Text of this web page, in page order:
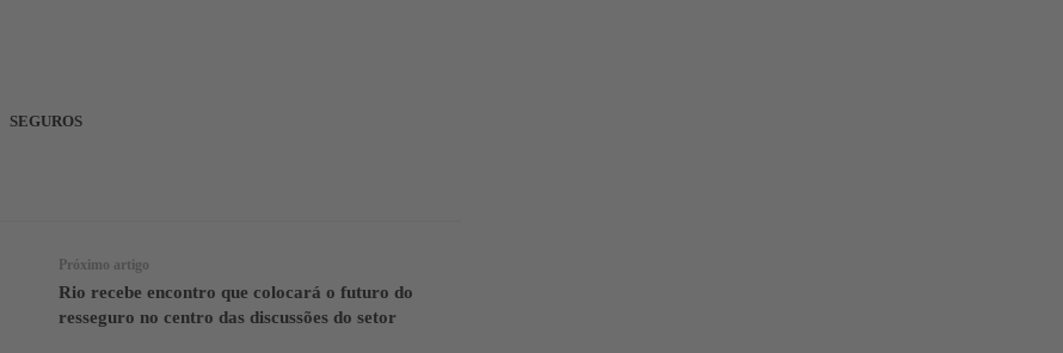
SEGUROS
Próximo artigo
Rio recebe encontro que colocará o futuro do
resseguro no centro das discussões do setor